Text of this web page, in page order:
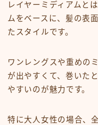
レイヤーミディアムと
ムをベースに、髪の表
たスタイルです。
ワンレングスや重めの
が出やすくて、巻いた
やすいのが魅力です。
特に大人女性の場合、